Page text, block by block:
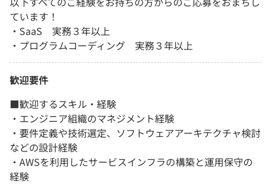
ています！
・SaaS 実務３年以上
・プログラムコーディング 実務３年以上
歓迎要件
■歓迎するスキル・経験
・エンジニア組織のマネジメント経験
・要件定義や技術選定、ソフトウェアアーキテクチャ検討
などの設計経験
・AWSを利用したサービスインフラの構築と運用保守の
経験